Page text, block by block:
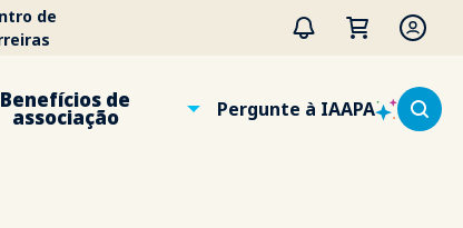
de
Benefícios de
associação Pergunte à IAAPA